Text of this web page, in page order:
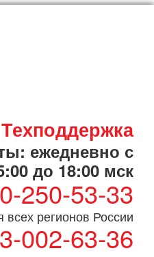
Техподдержка
ежедневно с
до 18:00 мск
250-53-33
регионов России
002-63-36